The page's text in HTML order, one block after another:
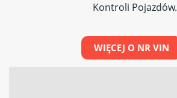
Kontroli Pojazdów.
WIĘCEJ O NR VIN